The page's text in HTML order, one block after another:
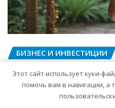
БИЗНЕС И ИНВЕСТИЦИИ
Музыка ветра:
принципы
колокольчиков
Этот сайт использует куки-
помочь вам в навигации, а